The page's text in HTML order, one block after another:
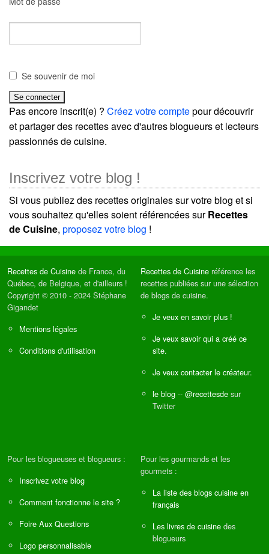
Se souvenir de moi
Pas encore inscrit(e) ? Créez votre comptepour découvrir
et partager des recettes avec d'autres blogueurs et lecteurs
passionnés de cuisine.
Inscrivez votre blog !
Si vous publiez des recettes originales sur votre blog et si
vous souhaitez qu'elles soient référencées surRecettes
de Cuisine, proposez votre blog !
Recettes de Cuisine de France, du
Québec, de Belgique, et d'ailleurs !
Copyright © 2010 - 2024 Stéphane
Gigandet
Mentions légales
Conditions d'utilisation
Recettes de Cuisine référence les
recettes publiées sur une sélection
de blogs de cuisine.
Je veux en savoir plus !
Je veux savoir qui a créé ce
site.
Je veux contacter le créateur.
le blog -- @recettesde sur
Twitter
Pour les blogueuses et blogueurs :
Inscrivez votre blog
Comment fonctionne le site ?
Foire Aux Questions
Logo personnalisable
Pour les gourmands et les
gourmets :
La liste des blogs cuisine en
français
Les livres de cuisine des
blogueurs